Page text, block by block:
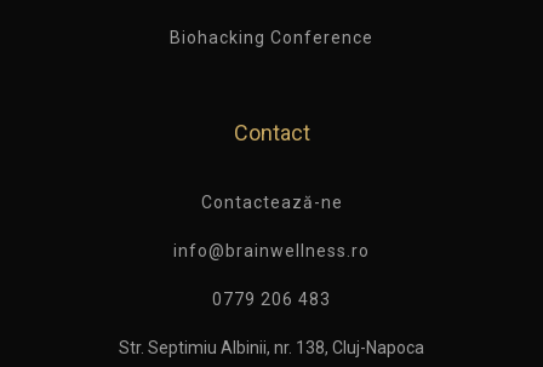
Biohacking Conference
Contact
Contactează-ne
info@brainwellness.ro
0779 206 483
Str. Septimiu Albinii, nr. 138, Cluj-Napoca